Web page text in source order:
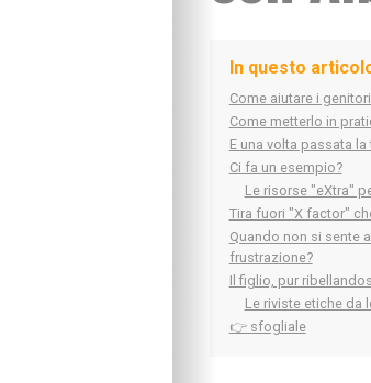
In questo
Come aiutare i
Come metterlo in
E una volta passata
Ci fa un esempio?
Le risorse "eXtra"
Tira fuori "X factor"
Quando non si sente
frustrazione?
Il figlio, pur
Le riviste etiche da
👉 sfogliale